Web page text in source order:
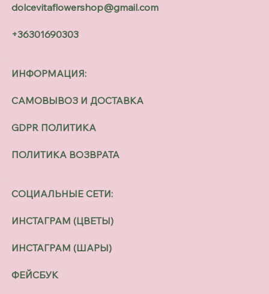
ИНФОРМАЦИЯ:
САМОВЫВОЗ И ДОСТАВКА
GDPR ПОЛИТИКА
ПОЛИТИКА ВОЗВРАТА
СОЦИАЛЬНЫЕ СЕТИ:
ИНСТАГРАМ (ЦВЕТЫ)
ИНСТАГРАМ (ШАРЫ)
ФЕЙСБУК
dolcevitaflowershop@gmail.com
+36301690303